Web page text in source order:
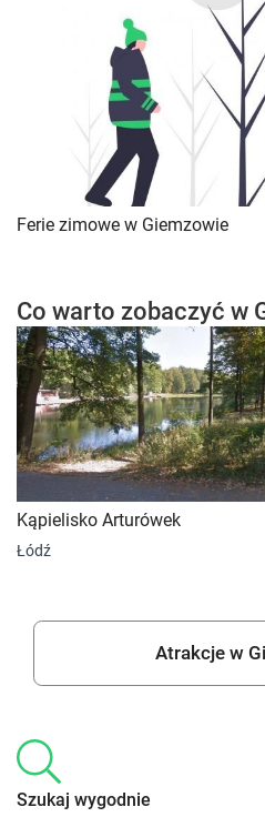
Ferie zimowe w Giemzowie
Co warto zobaczyć w
Kąpielisko Arturówek
Łódź
Atrakcje w
Szukaj wygodnie